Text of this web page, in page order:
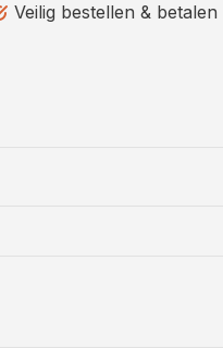
Veilig bestellen & betalen